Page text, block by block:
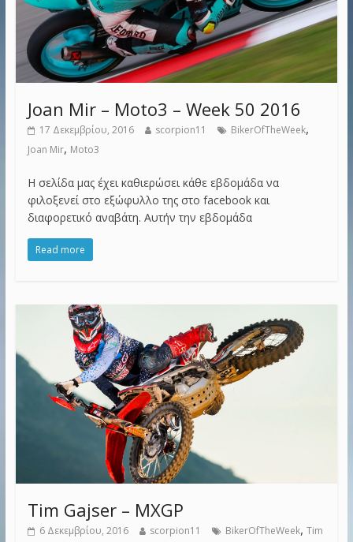
Joan Mir – Moto3 – Week 50 2016
17 Δεκεμβρίου, 2016 scorpion11 BikerOfTheWeek,
Joan Mir, Moto3
Η σελίδα μας έχει καθιερώσει κάθε εβδομάδα να
φιλοξενεί στο εξώφυλλο της στο facebook και
διαφορετικό αναβάτη. Αυτήν την εβδομάδα
Read more
Tim Gajser – MXGP
6 Δεκεμβρίου, 2016 scorpion11 BikerOfTheWeek, Tim